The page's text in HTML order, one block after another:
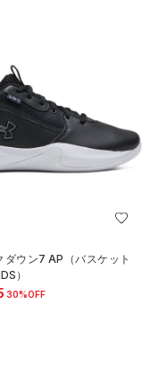
ダウン7 AP（バスケット
）
30%OFF